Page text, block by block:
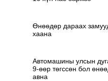
Өнөөдөр дараах
хаана
Автомашины улсын
9-өөр төгссөн бол
авна